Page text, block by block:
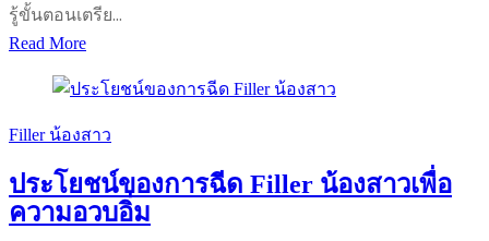
น้อง
สาว
รู้ขั้นตอนเตรีย…
Read Moreขั้น
การเต
รี
ตัว
ก่อน
Filler น้องสาว
ประโยชน์ของการฉีด Filler น้องสาวเพื่อ
ความอวบอิ่ม